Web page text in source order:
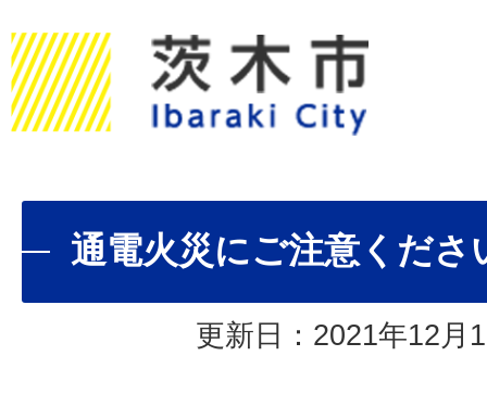
通電火災にご注意くださ
更新日：2021年12月